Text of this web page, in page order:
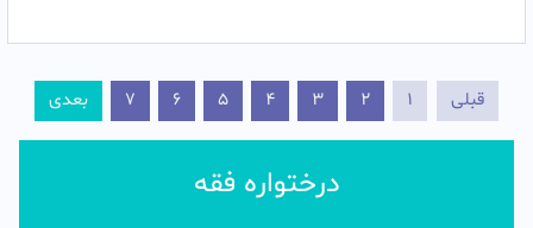
قبلی 1
2
3
4
5
6
7 بعدی
درختواره فقه